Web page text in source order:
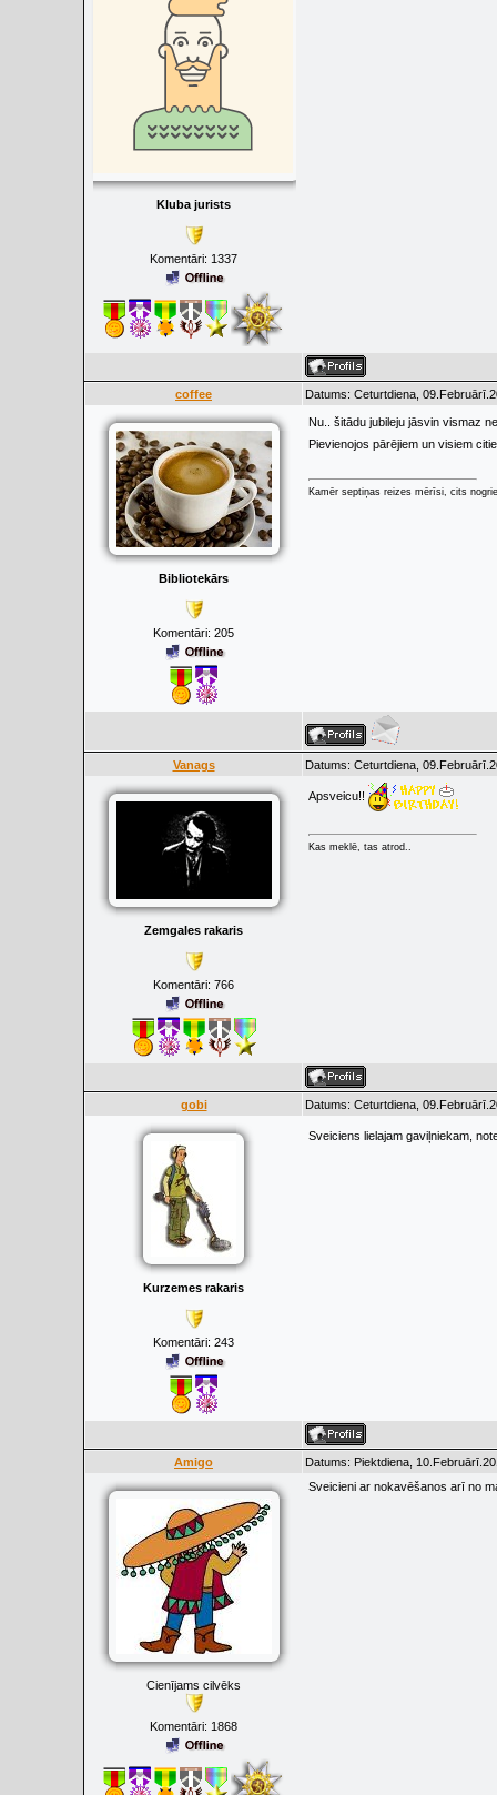
Kluba jurists
Komentāri: 1337
coffee Datums: Ceturtdiena,
Bibliotekārs
Komentāri: 205
Nu.. šitādu jubileju jāsvin vismaz
Pievienojos pārējiem un visiem
Kamēr septiņas reizes mērīsi, cits
Vanags Datums: Ceturtdiena,
Zemgales rakaris
Komentāri: 766
Apsveicu!!
Kas meklē, tas atrod..
gobi Datums: Ceturtdiena,
Kurzemes rakaris
Komentāri: 243
Sveiciens lielajam gaviļniekam,
Amigo Datums: Piektdiena,
Cienījams cilvēks
Komentāri: 1868
Sveicieni ar nokavēšanos arī no